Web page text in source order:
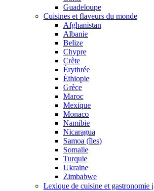
Guadeloupe
Cuisines et flaveurs du monde
Afghanistan
Albanie
Belize
Chypre
Crète
Érythrée
Éthiopie
Grèce
Maroc
Mexique
Monaco
Namibie
Nicaragua
Samoa (îles)
Somalie
Turquie
Ukraine
Zimbabwe
Lexique de cuisine et gastronomie